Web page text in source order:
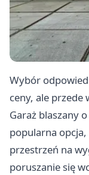
Wybór
ceny, ale
Garaż blaszany
popularna opcja,
przestrzeń na
poruszanie się